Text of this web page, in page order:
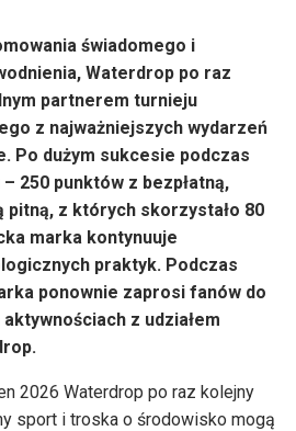
świadomego i
Waterdrop po raz
partnerem turnieju
z najważniejszych wydarzeń
Po dużym sukcesie podczas
250 punktów z bezpłatną,
pitną, z których skorzystało 80
marka kontynuuje
praktyk. Podczas
ponownie zaprosi fanów do
z udziałem
2026 Waterdrop po raz kolejny
sport i troska o środowisko mogą